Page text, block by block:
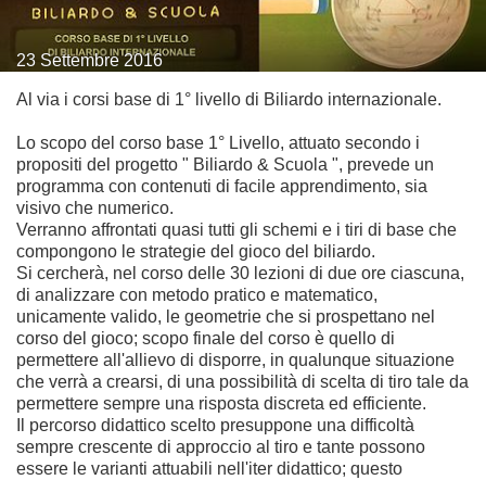
23 Settembre2016
Al via i corsi base di 1° livello di Biliardo internazionale.
Lo scopo del corso base 1° Livello, attuato secondo i
propositi del progetto " Biliardo & Scuola ", prevede un
programma con contenuti di facile apprendimento, sia
visivo che numerico.
Verranno affrontati quasi tutti gli schemi e i tiri di base che
compongono le strategie del gioco del biliardo.
Si cercherà, nel corso delle 30 lezioni di due ore ciascuna,
di analizzare con metodo pratico e matematico,
unicamente valido, le geometrie che si prospettano nel
corso del gioco; scopo finale del corso è quello di
permettere all'allievo di disporre, in qualunque situazione
che verrà a crearsi, di una possibilità di scelta di tiro tale da
permettere sempre una risposta discreta ed efficiente.
Il percorso didattico scelto presuppone una difficoltà
sempre crescente di approccio al tiro e tante possono
essere le varianti attuabili nell'iter didattico; questo